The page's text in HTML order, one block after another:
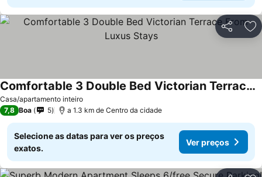
Partilhar
Casa/apartamento inteiro
Comfortable 3 Double Bed Victorian Terrace From Luxus Stays
7,8 Boa 5 a 1.3 km de Centro da cidade
Selecione as datas para ver os preços
exatos.
Ver preços